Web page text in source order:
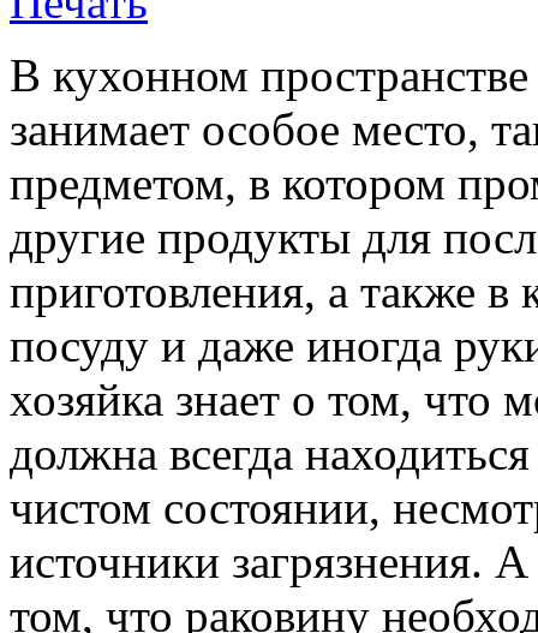
В кухонном пространстве
занимает особое место,
предметом, в котором
другие продукты для
приготовления, а также
посуду и даже иногда
хозяйка знает о том, что
должна всегда
чистом состоянии,
источники загрязнения.
том, что раковину